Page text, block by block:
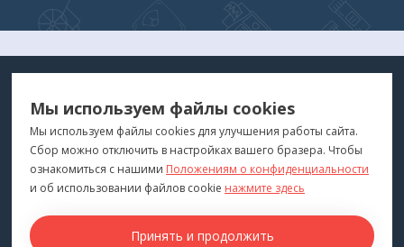
ДЛЯ ВАС
"Медтехника для Вас"©2026
ПОКУПАТЕЛЯМ
Каталог
Бренды
Для оптовиков
КОНТАКТЫ
г. Владивосток
Мы используем файлы cookies
Мы используем файлы cookies для улучшения работы сайта.
Сбор можно отключить в настройках вашего бразера. Чтобы
ознакомиться с нашими Положениям о конфиденциальности
и об использовании файлов cookie нажмите здесь
Принять и продолжить